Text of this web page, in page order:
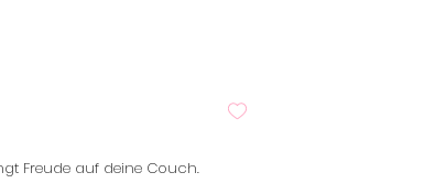
Freude auf deine Couch.